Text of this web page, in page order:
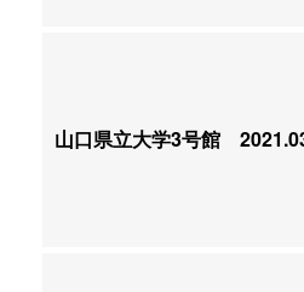
山口県立大学3号館